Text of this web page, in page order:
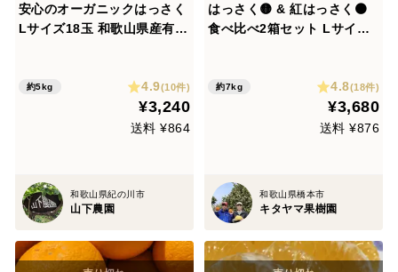
安心のオーガニックはっさく
Lサイズ18玉 和歌山県産有機
約5kg 4.9(10件)
¥3,240
送料 ¥864
和歌山県紀の川市
山下農園
はっさく🟡 & 紅はっさく🟠
食べ比べ2箱セット Lサイズ
約7kg 4.8(18件)
¥3,680
送料 ¥876
和歌山県橋本市
キタヤマ果樹園